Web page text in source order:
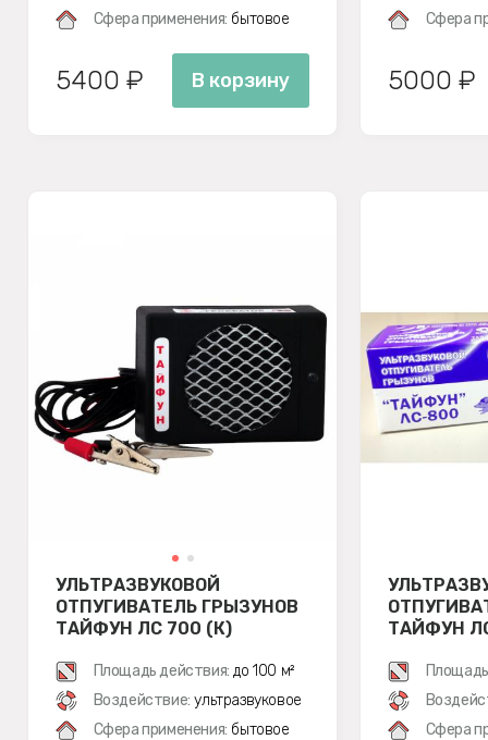
Сфера применения: бытовое
5400 ₽ В корзину
Сфера
5000 ₽
УЛЬТРАЗВУКОВОЙ
ОТПУГИВАТЕЛЬ ГРЫЗУНОВ
ТАЙФУН ЛС 700 (К)
Площадь действия: до 100 м²
Воздействие: ультразвуковое
Сфера применения: бытовое
ТАЙФУН
Сфера